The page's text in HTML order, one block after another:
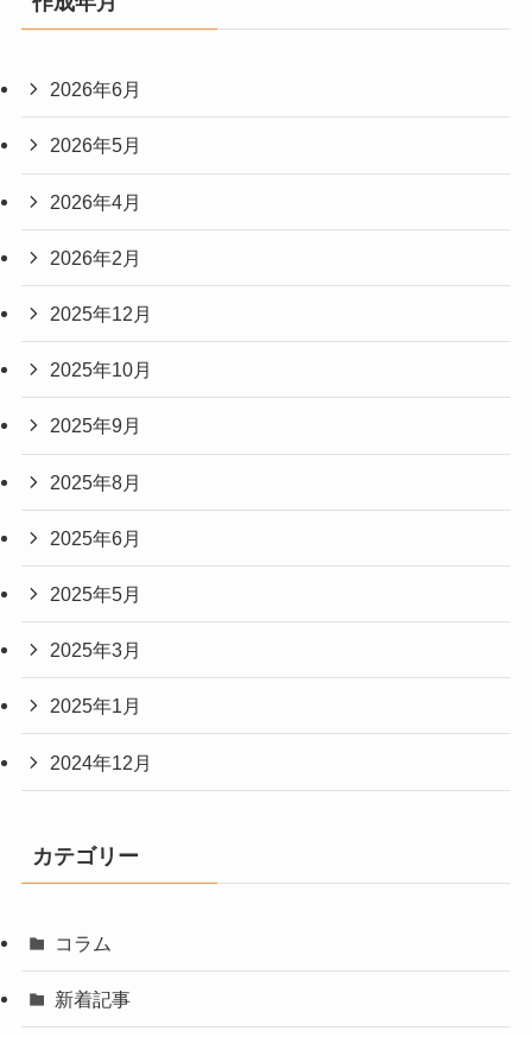
2026年6月
2026年5月
2026年4月
2026年2月
2025年12月
2025年10月
2025年9月
2025年8月
2025年6月
2025年5月
2025年3月
2025年1月
2024年12月
カテゴリー
コラム
新着記事